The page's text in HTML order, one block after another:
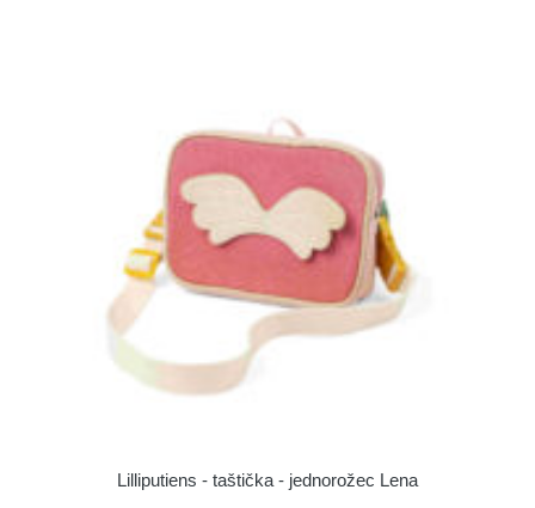
Lilliputiens - taštička - jednorožec Lena